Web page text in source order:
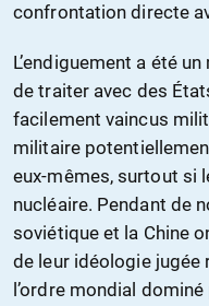
confrontation directe
L’endiguement a été
de traiter avec des
facilement vaincus
militaire
eux-mêmes, surtout si
nucléaire. Pendant de
soviétique et la Chine
de leur idéologie jugée
l’ordre mondial